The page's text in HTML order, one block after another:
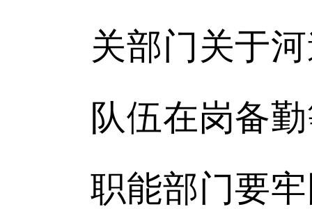
关部门关于
队伍在岗备
职能部门要